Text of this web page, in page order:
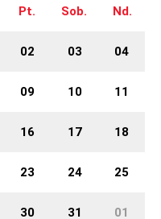
Pt. Sob. Nd.
02 03 04
09 10 11
16 17 18
23 24 25
30 31 01